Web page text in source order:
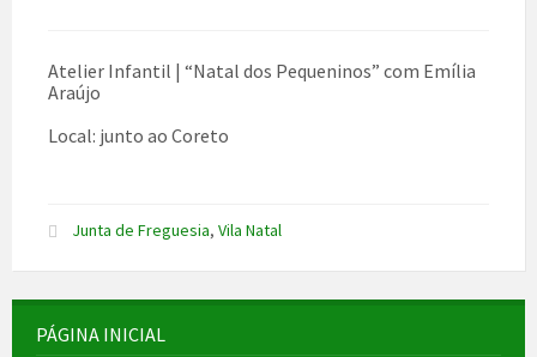
Atelier Infantil | “Natal dos Pequeninos” com Emília
Araújo
Local: junto ao Coreto
Junta de Freguesia, Vila Natal
PÁGINA INICIAL